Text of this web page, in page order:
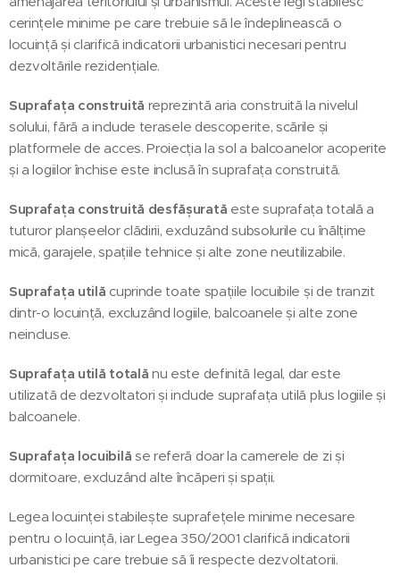
cerințele minime pe care trebuie să le îndeplinească o
locuință și clarifică indicatorii urbanistici necesari pentru
dezvoltările rezidențiale.
Suprafața construită reprezintă aria construită la nivelul
solului, fără a include terasele descoperite, scările și
platformele de acces. Proiecția la sol a balcoanelor acoperite
și a logiilor închise este inclusă în suprafața construită.
Suprafața construită desfășurată este suprafața totală a
tuturor planșeelor clădirii, excluzând subsolurile cu înălțime
mică, garajele, spațiile tehnice și alte zone neutilizabile.
Suprafața utilă cuprinde toate spațiile locuibile și de tranzit
dintr-o locuință, excluzând logiile, balcoanele și alte zone
neincluse.
Suprafața utilă totală nu este definită legal, dar este
utilizată de dezvoltatori și include suprafața utilă plus logiile și
balcoanele.
Suprafața locuibilă se referă doar la camerele de zi și
dormitoare, excluzând alte încăperi și spații.
Legea locuinței stabilește suprafețele minime necesare
pentru o locuință, iar Legea 350/2001 clarifică indicatorii
urbanistici pe care trebuie să îi respecte dezvoltatorii.